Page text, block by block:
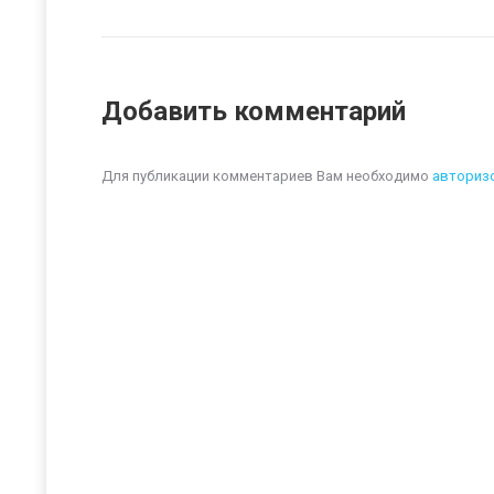
Добавить комментарий
Для публикации комментариев Вам необходимо